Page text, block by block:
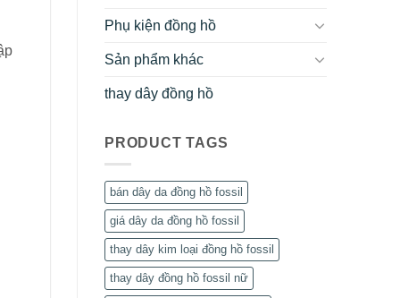
Phụ kiện đồng hồ
Sản phẩm khác
thay dây đồng hồ
PRODUCT TAGS
bán dây da đồng hồ fossil
giá dây da đồng hồ fossil
thay dây kim loại đồng hồ fossil
thay dây đồng hồ fossil nữ